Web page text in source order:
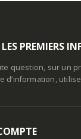
PREMIERS
question, sur un
d’information,